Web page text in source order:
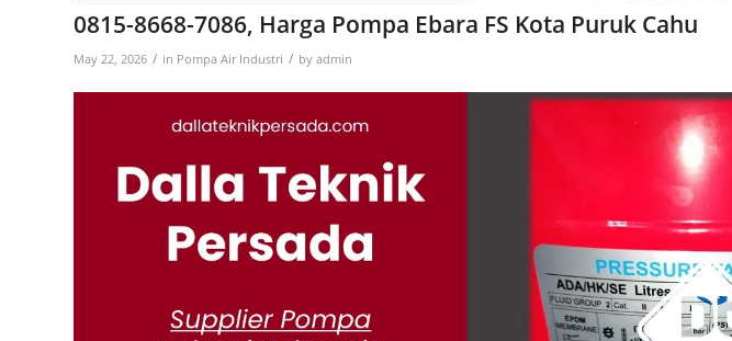
0815-8668-7086, Harga Pompa Ebara FS Kota Puruk Cahu
May 22, 2026 / in Pompa Air Industri / by admin